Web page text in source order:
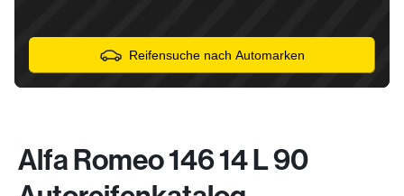
Reifensuche nach Automarken
Alfa Romeo 146 14 L 90